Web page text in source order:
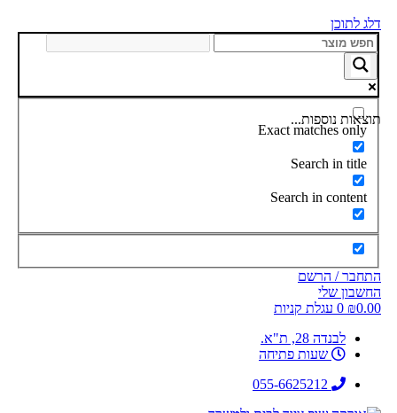
דלג לתוכן
תוצאות נוספות...
Exact matches only
Search in title
Search in content
התחבר / הרשם
החשבון שלי
₪0.00
0 עגלת קניות
לבנדה 28, ת"א.
שעות פתיחה
055-6625212